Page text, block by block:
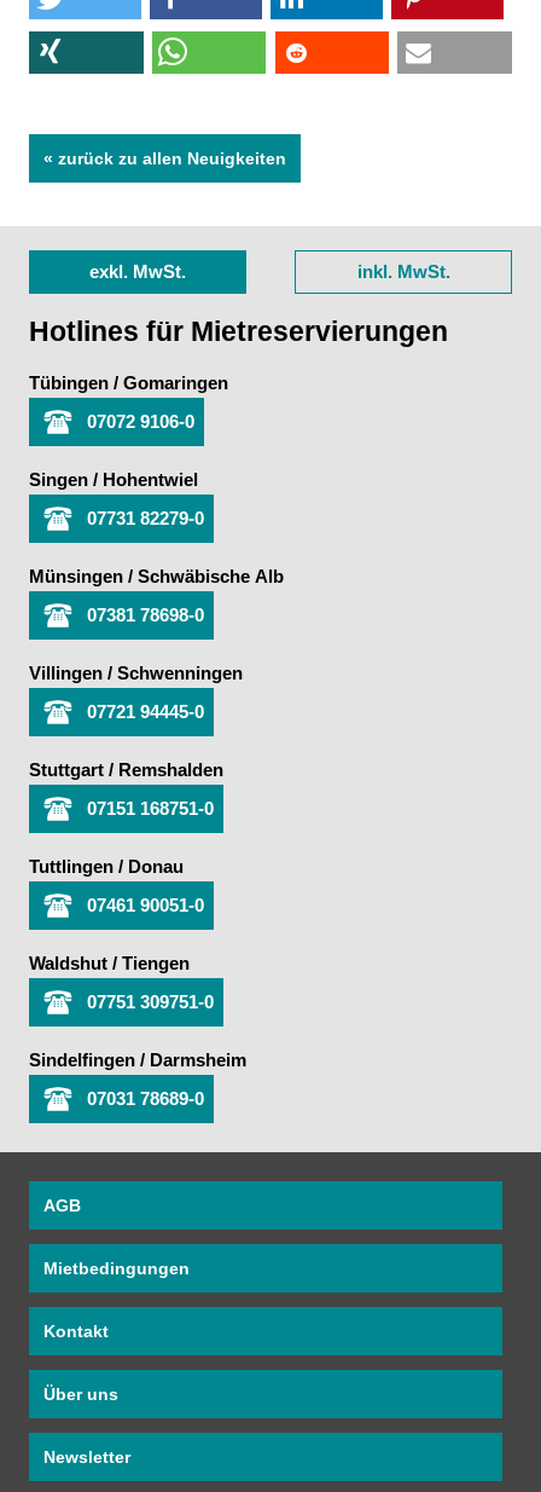
« zurück zu allen Neuigkeiten
exkl. MwSt. inkl. MwSt.
Hotlines für Mietreservierungen
Tübingen / Gomaringen
07072 9106-0
Singen / Hohentwiel
07731 82279-0
Münsingen / Schwäbische Alb
07381 78698-0
Villingen / Schwenningen
07721 94445-0
Stuttgart / Remshalden
07151 168751-0
Tuttlingen / Donau
07461 90051-0
Waldshut / Tiengen
07751 309751-0
Sindelfingen / Darmsheim
07031 78689-0
AGB
Mietbedingungen
Kontakt
Über uns
Newsletter